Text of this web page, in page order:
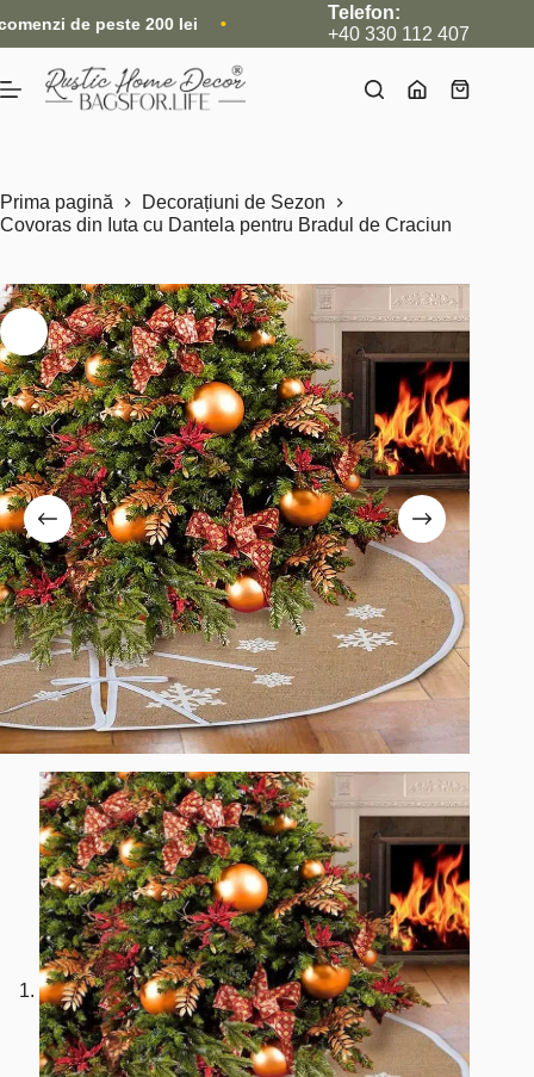
la
conținut
200 lei • Nou: Acum livrăm și internațional, direct din
Telefon:
+40 330 112 407
Coș
Prima pagină
Decorațiuni de Sezon
Covoras din Iuta cu Dantela pentru Bradul de Craciun